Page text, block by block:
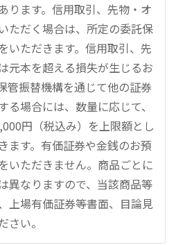
ります。信用取引、先物・オ
ただく場合は、所定の委託保
いただきます。信用取引、先
元本を超える損失が生じるお
管振替機構を通じて他の証券
場合には、数量に応じて、
円（税込み）を上限額とし
ます。有価証券や金銭のお預
いただきません。商品ごとに
異なりますので、当該商品等
上場有価証券等書面、目論見
さい。